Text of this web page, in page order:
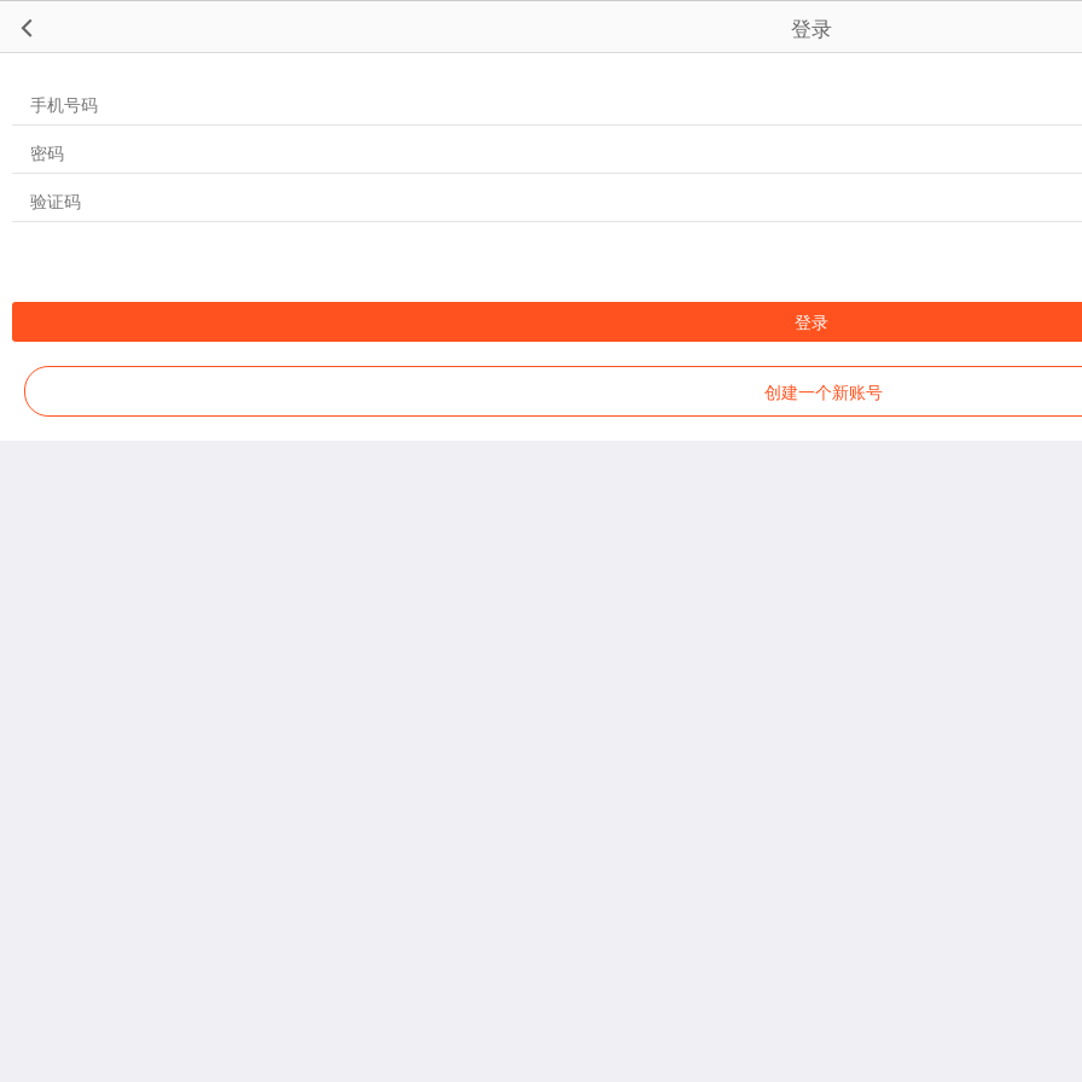
登录
登录
创建一个新账号